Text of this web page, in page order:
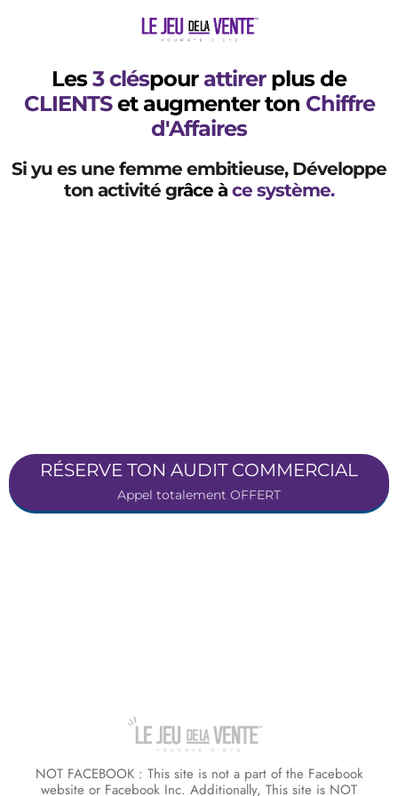
Les3 cléspour attirerplus de
CLIENTSet augmenter ton Chiffre
d'Affaires
Si yu es une femme embitieuse, Développe
ton activité grâce à ce système.
RÉSERVE TON AUDIT COMMERCIAL
Appel totalement OFFERT
NOT FACEBOOK : This site is not a part of the Facebook
website or Facebook Inc. Additionally, This site is NOT